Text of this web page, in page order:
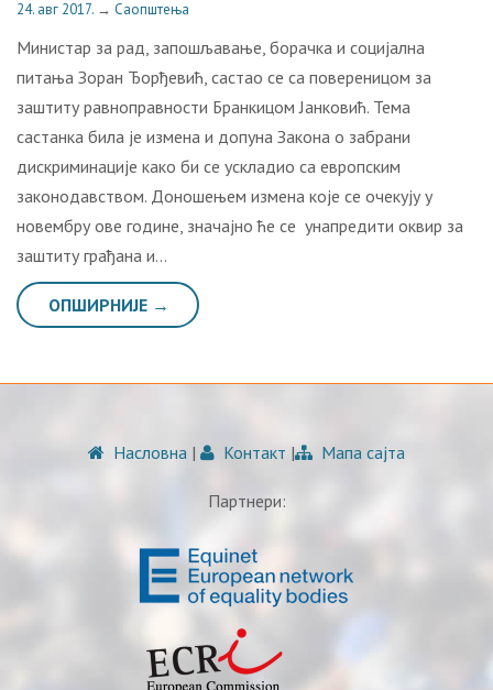
24. авг 2017. → Саопштења
Министар за рад, запошљавање, борачка и социјална
питања Зоран Ђорђевић, састао се са повереницом за
заштиту равноправности Бранкицом Јанковић. Тема
састанка била је измена и допуна Закона о забрани
дискриминације како би се ускладио са европским
законодавством. Доношењем измена које се очекују у
новембру ове године, значајно ће се унапредити оквир за
заштиту грађана и…
ОПШИРНИЈЕ →
Насловна | Контакт | Мапа сајта
Партнери: